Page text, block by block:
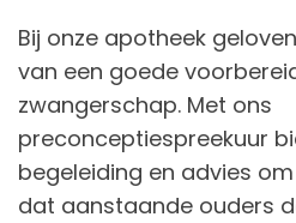
Bij onze apotheek
van een goede
zwangerschap. Met ons
preconceptiespreekuur
begeleiding en advies
dat aanstaande ouders